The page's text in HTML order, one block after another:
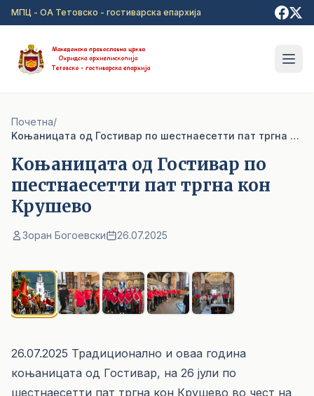
Прејди на главна содржина
МПЦ - ОА Тетовско - гостиварска епархија
Почетна/
Kоњаницата од Гостивар по шестнаесетти пат тргна кон Крушево
Kоњаницата од Гостивар по
шестнаесетти пат тргна кон
Крушево
Зоран Богоевски 26.07.2025
26.07.2025 Традиционално и оваа година
коњаницата од Гостивар, на 26 јули по
шестнаесетти пат тргна кон Крушево во чест на